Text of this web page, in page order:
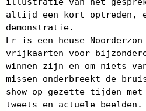
altijd een kort optreden,
demonstratie.
Er is een heuse
vrijkaarten voor
winnen zijn en om niets
missen onderbreekt de
show op gezette tijden met
tweets en actuele